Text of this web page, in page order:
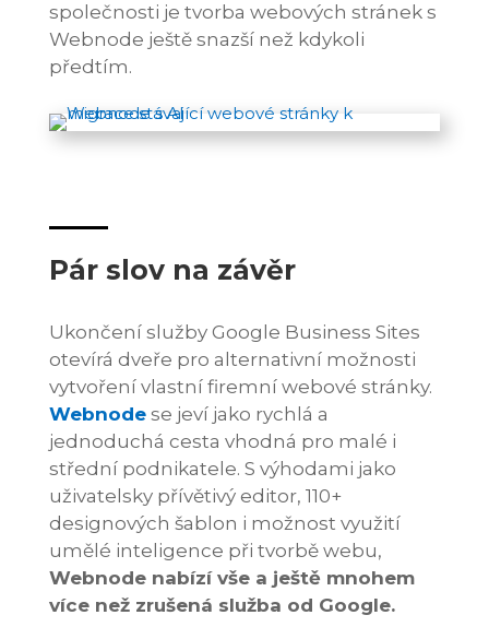
společnosti je tvorba webových stránek s
Webnode ještě snazší než kdykoli
předtím.
Pár slov na závěr
Ukončení služby Google Business Sites
otevírá dveře pro alternativní možnosti
vytvoření vlastní firemní webové stránky.
Webnode se jeví jako rychlá a
jednoduchá cesta vhodná pro malé i
střední podnikatele. S výhodami jako
uživatelsky přívětivý editor, 110+
designových šablon i možnost využití
umělé inteligence při tvorbě webu,
Webnode nabízí vše a ještě mnohem
více než zrušená služba od Google.